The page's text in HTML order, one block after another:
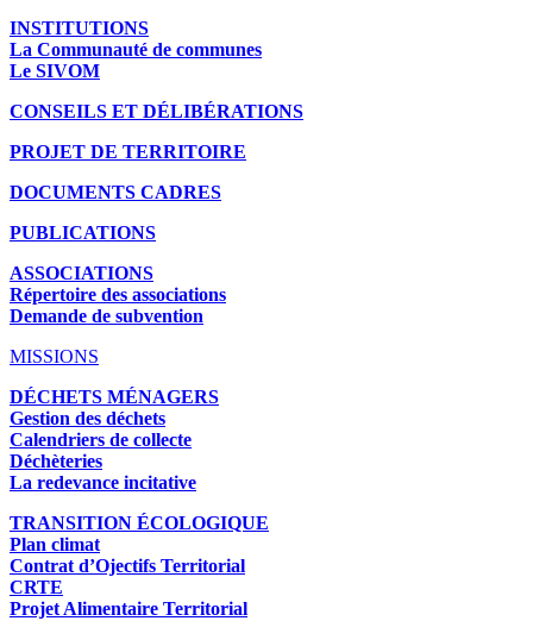
INSTITUTIONS
La Communauté de communes
Le SIVOM
CONSEILS ET DÉLIBÉRATIONS
PROJET DE TERRITOIRE
DOCUMENTS CADRES
PUBLICATIONS
ASSOCIATIONS
Répertoire des associations
Demande de subvention
MISSIONS
DÉCHETS MÉNAGERS
Gestion des déchets
Calendriers de collecte
Déchèteries
La redevance incitative
TRANSITION ÉCOLOGIQUE
Plan climat
Contrat d’Ojectifs Territorial
CRTE
Projet Alimentaire Territorial